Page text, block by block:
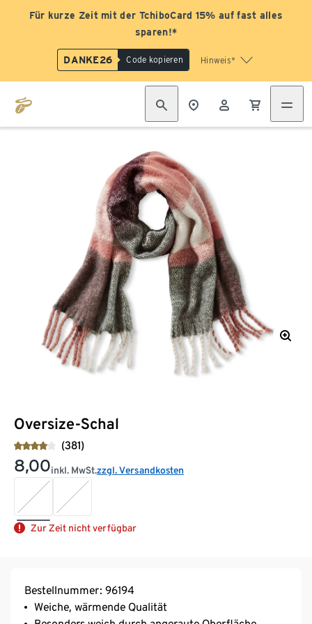
Für kurze Zeit mit der TchiboCard 15% auf fast alles
sparen!*
DANKE26 Code kopieren Hinweis*
Oversize-Schal
(381)
8,00inkl. MwSt.zzgl. Versandkosten
Zur Zeit nicht verfügbar
Bestellnummer: 96194
Weiche, wärmende Qualität